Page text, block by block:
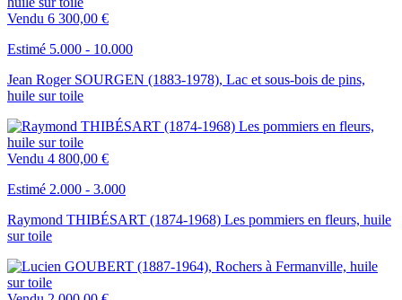
Vendu 6 300,00 €
Estimé 5.000 - 10.000
Jean Roger SOURGEN (1883-1978), Lac et sous-bois de pins,
huile sur toile
Vendu 4 800,00 €
Estimé 2.000 - 3.000
Raymond THIBÉSART (1874-1968) Les pommiers en fleurs, huile
sur toile